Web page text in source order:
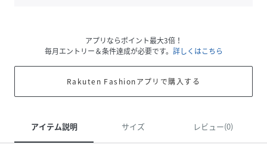
アプリならポイント最大3倍！
毎月エントリー＆条件達成が必要です。 詳しくはこちら
Rakuten Fashionアプリで購入する
アイテム説明 サイズ レビュー(0)